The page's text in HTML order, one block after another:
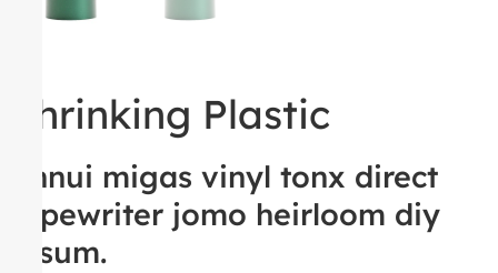
Shrinking Plastic
Ennui migas vinyl tonx direct
typewriter jomo heirloom diy
ipsum.